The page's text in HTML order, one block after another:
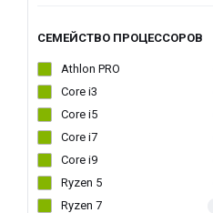
СЕМЕЙСТВО ПРОЦЕССОРОВ
Athlon PRO
Core i3
Core i5
Core i7
Core i9
Ryzen 5
Ryzen 7